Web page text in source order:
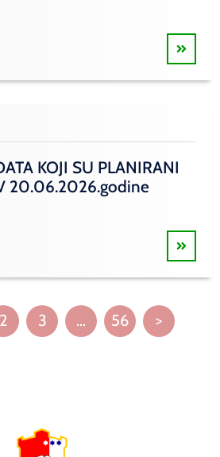
KOJI SU PLANIRANI
20.06.2026.godine
2 3 … 56 >